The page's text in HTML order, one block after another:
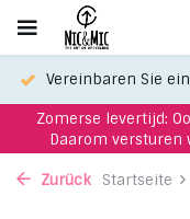
Vereinbaren Sie
Zomerse levertijd:
Daarom versturen
Zurück Startseite